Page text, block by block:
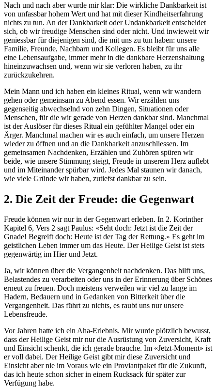
Nach und nach aber wurde mir klar: Die wirkliche Dankbarkeit ist
von unfassbar hohem Wert und hat mit dieser Kindheitserfahrung
nichts zu tun. An der Dankbarkeit oder Undankbarkeit entscheidet
sich, ob wir freudige Menschen sind oder nicht. Und inwieweit wir
geniessbar für diejenigen sind, die mit uns zu tun haben: unsere
Familie, Freunde, Nachbarn und Kollegen. Es bleibt für uns alle
eine Lebensaufgabe, immer mehr in die dankbare Herzenshaltung
hineinzuwachsen und, wenn wir sie verloren haben, zu ihr
zurückzukehren.
Mein Mann und ich haben ein kleines Ritual, wenn wir wandern
gehen oder gemeinsam zu Abend essen. Wir erzählen uns
gegenseitig abwechselnd von zehn Dingen, Situationen oder
Menschen, für die wir gerade von Herzen dankbar sind. Manchmal
ist der Auslöser für dieses Ritual ein gefühlter Mangel oder ein
Ärger. Manchmal machen wir es auch einfach, um unsere Herzen
wieder zu öffnen und an die Dankbarkeit anzuschliessen. Im
gemeinsamen Nachdenken, Erzählen und Zuhören spüren wir
beide, wie unsere Stimmung steigt, Freude in unserem Herz auflebt
und im Miteinander spürbar wird. Jedes Mal staunen wir danach,
wie viele Gründe wir haben, zutiefst dankbar zu sein.
2. Die Zeit der Freude: die Gegenwart
Freude können wir nur in der Gegenwart erleben. In 2. Korinther
Kapitel 6, Vers 2 sagt Paulus: «Seht doch: Jetzt ist die Zeit der
Gnade! Begreift doch: Heute ist der Tag der Rettung.» Es geht im
geistlichen Leben immer um das Heute. Der Heilige Geist ist stets
gegenwärtig im Hier und Jetzt.
Ja, wir können über die Vergangenheit nachdenken. Das hilft uns,
Belastendes zu verarbeiten oder uns in der Erinnerung über Schönes
erneut zu freuen. Doch meistens verweilen wir viel zu lange im
Hadern, Bedauern und in Gedanken von Bitterkeit über die
Vergangenheit. Das führt zu nichts, es raubt uns nur unsere
Lebensfreude.
Vor Jahren hatte ich ein Aha-Erlebnis. Mir wurde plötzlich bewusst,
dass der Heilige Geist mir nur die Ausrüstung von Zuversicht, Kraft
und Einsicht schenkt, die ich gerade brauche. Im «Jetzt-Moment» ist
er voll dabei. Der Heilige Geist gibt mir diese Zuversicht und
Einsicht aber nie im Voraus wie ein Proviantpaket für die Zukunft,
das ich heute schon sicher in einem Rucksack für später zur
Verfügung habe.